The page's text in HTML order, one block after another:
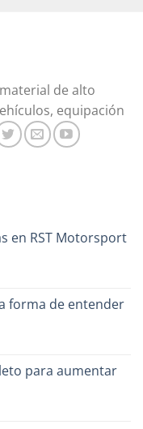
de alto
equipación
en RST Motorsport
forma de entender
para aumentar